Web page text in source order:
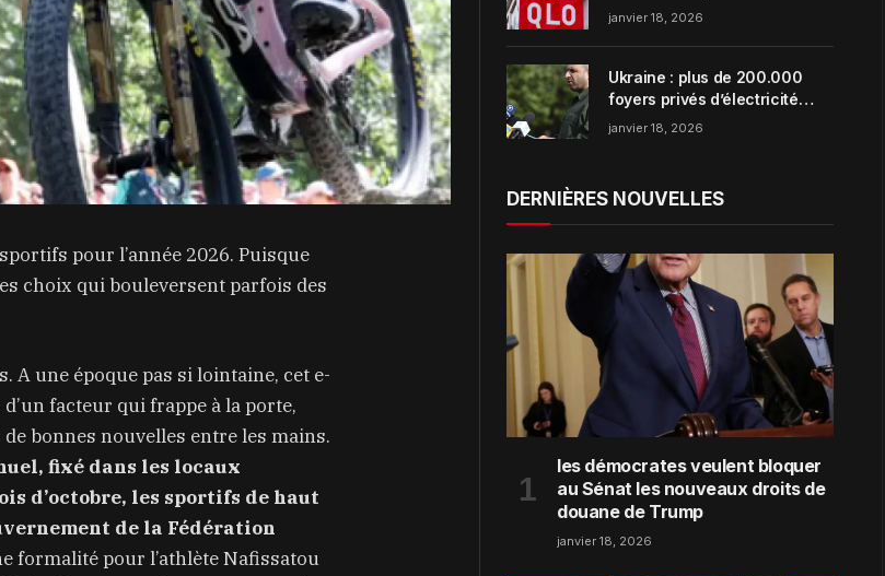
pour l’année 2026. Puisque
choix qui bouleversent parfois des
A une époque pas si lointaine, cet e-
facteur qui frappe à la porte,
bonnes nouvelles entre les mains.
fixé dans les locaux
d’octobre, les sportifs de haut
de la Fédération
formalité pour l’athlète Nafissatou
janvier 18, 2026
Ukraine : plus de 200.000
foyers privés d’électricité
dans la région de Zaporijjia
janvier 18, 2026
DERNIÈRES NOUVELLES
les démocrates veulent bloquer
au Sénat les nouveaux droits de
douane de Trump
janvier 18, 2026